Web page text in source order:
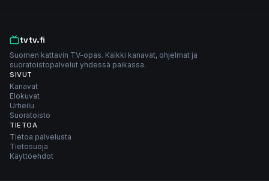
tvtv.fi
Suomen kattavin TV-opas. Kaikki kanavat, ohjelmat ja
suoratoistopalvelut yhdessä paikassa.
SIVUT
Kanavat
Elokuvat
Urheilu
Suoratoisto
TIETOA
Tietoa palvelusta
Tietosuoja
Käyttöehdot